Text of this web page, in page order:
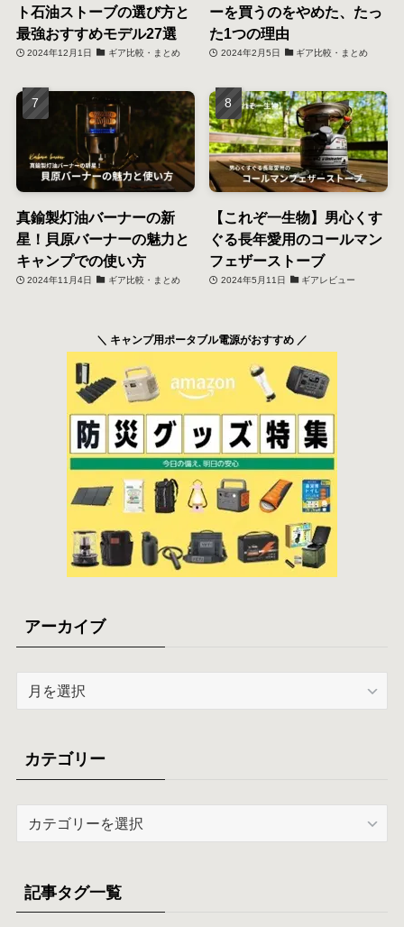
ト石油ストーブの選び方と
最強おすすめモデル27選
2024年12月1日 ギア比較・まとめ
ーを買うのをやめた、たっ
た1つの理由
2024年2月5日 ギア比較・まとめ
真鍮製灯油バーナーの新
星！貝原バーナーの魅力と
キャンプでの使い方
2024年11月4日 ギア比較・まとめ
【これぞ一生物】男心くす
ぐる長年愛用のコールマン
フェザーストーブ
2024年5月11日 ギアレビュー
＼ キャンプ用ポータブル電源がおすすめ ／
アーカイブ
ブ
カテゴリー
リ
ー
記事タグ一覧